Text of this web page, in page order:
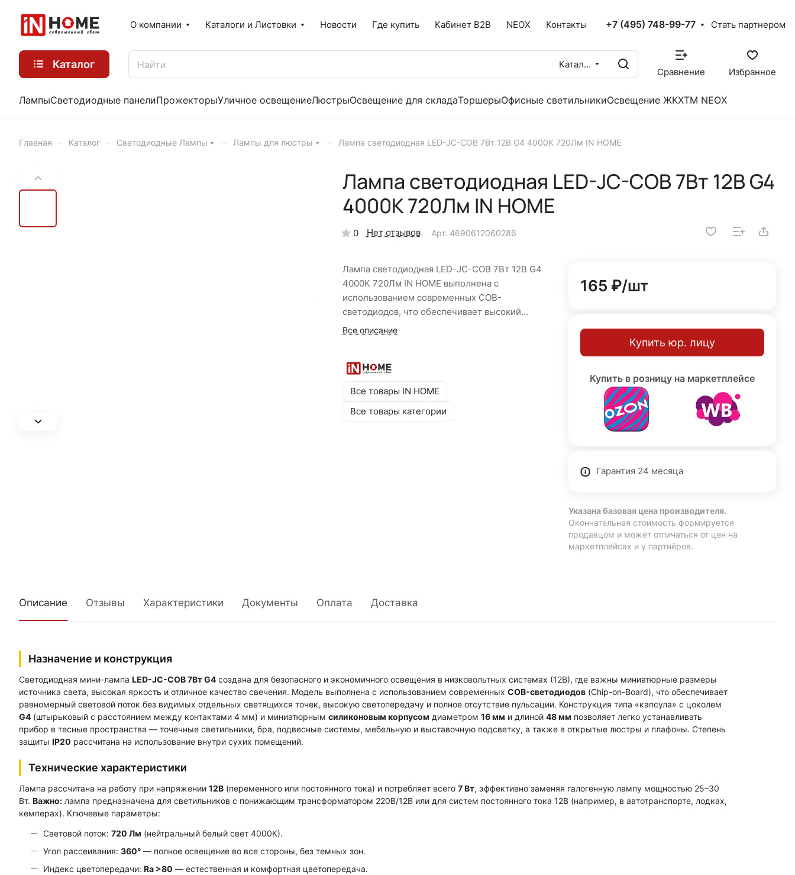
О компании Каталоги и Листовки Новости Где купить Кабинет B2B NEOX Контакты +7 (495) 748-99-77 Стать партнером
Каталог Каталог
Сравнение Избранное
ЛампыСветодиодные панелиПрожекторыУличное освещениеЛюстрыОсвещение для складаТоршерыОфисные светильникиОсвещение ЖКХTM NEOX
Главная – Каталог – Светодиодные Лампы – Лампы для люстры – Лампа светодиодная LED-JC-COB 7Вт 12В G4 4000К 720Лм IN HOME
Лампа светодиодная LED-JC-COB 7Вт 12В G4
4000К 720Лм IN HOME
0 Нет отзывов Арт. 4690612060286
Лампа светодиодная LED-JC-COB 7Вт 12В G4
4000К 720Лм IN HOME выполнена с
использованием современных COB-
светодиодов, что обеспечивает высокий
световой поток, высокую светопередачу и
рассеивания 360° позволяют лампе дополнять
000 часов и класс энергоэффективности А+
гарантируют экономию на обслуживании и
Все описание
Все товары IN HOME
Все товары категории
165 ₽/шт
Купить юр. лицу
Купить в розницу на маркетплейсе
Гарантия 24 месяца
Указана базовая цена производителя.
Окончательная стоимость формируется
продавцом и может отличаться от цен на
маркетплейсах и у партнёров.
Описание Отзывы Характеристики Документы Оплата Доставка
Назначение и конструкция
Светодиодная мини-лампа LED-JC-COB 7Вт G4 создана для безопасного и экономичного освещения в низковольтных системах (12В), где важны миниатюрные размеры
источника света, высокая яркость и отличное качество свечения. Модель выполнена с использованием современных COB-светодиодов (Chip-on-Board), что обеспечивает
равномерный световой поток без видимых отдельных светящихся точек, высокую светопередачу и полное отсутствие пульсации. Конструкция типа «капсула» с цоколем
G4 (штырьковый с расстоянием между контактами 4 мм) и миниатюрным силиконовым корпусом диаметром 16 мм и длиной 48 мм позволяет легко устанавливать
прибор в тесные пространства — точечные светильники, бра, подвесные системы, мебельную и выставочную подсветку, а также в открытые люстры и плафоны. Степень
защиты IP20 рассчитана на использование внутри сухих помещений.
Технические характеристики
Лампа рассчитана на работу при напряжении 12В (переменного или постоянного тока) и потребляет всего 7 Вт, эффективно заменяя галогенную лампу мощностью 25–30
Вт. Важно: лампа предназначена для светильников с понижающим трансформатором 220В/12В или для систем постоянного тока 12В (например, в автотранспорте, лодках,
кемперах). Ключевые параметры:
Световой поток: 720 Лм (нейтральный белый свет 4000К).
Угол рассеивания: 360° — полное освещение во все стороны, без темных зон.
Индекс цветопередачи: Ra >80 — естественная и комфортная цветопередача.